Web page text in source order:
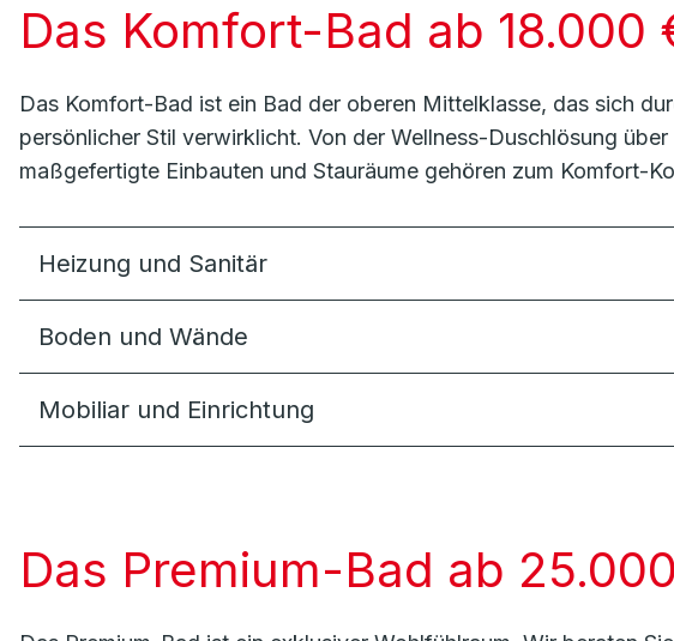
Das Komfort-Bad ab 18.000
Das Komfort-Bad ist ein Bad der oberen Mittelklasse, das sich
persönlicher Stil verwirklicht. Von der Wellness-Duschlösung
maßgefertigte Einbauten und Stauräume gehören zum Komfort-
Heizung und Sanitär
Boden und Wände
Mobiliar und Einrichtung
Das Premium-Bad ab